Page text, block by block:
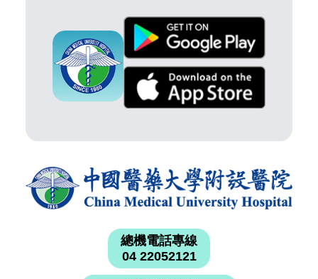
總機電話專線
04 22052121